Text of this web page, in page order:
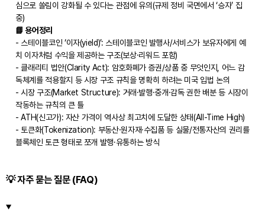
심으로 쏠림이 강화될 수 있다는 관점에 유의(규제 정비 국면에서 ‘승자’ 집
중)
📘 용어정리
- 스테이블코인 ‘이자(yield)’: 스테이블코인 발행사/서비스가 보유자에게 예
치 이자처럼 수익을 제공하는 구조(보상·리워드 포함)
- 클래리티 법안(Clarity Act): 암호화폐가 증권/상품 중 무엇인지, 어느 감
독체계를 적용할지 등 시장 구조 규칙을 명확히 하려는 미국 입법 논의
- 시장 구조(Market Structure): 거래·발행·중개·감독 권한 배분 등 시장이
작동하는 규칙의 큰 틀
- ATH(신고가): 자산 가격이 역사상 최고치에 도달한 상태(All-Time High)
- 토큰화(Tokenization): 부동산·원자재·수집품 등 실물/전통자산의 권리를
블록체인 토큰 형태로 쪼개 발행·유통하는 방식
💡 자주 묻는 질문 (FAQ)